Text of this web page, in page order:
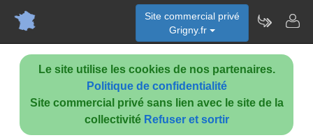
Le site utilise les cookies de nos partenaires.
Politique de confidentialité
Site commercial privé sans lien avec le site de la
collectivité Refuser et sortir
Site commercial privé
Grigny.fr